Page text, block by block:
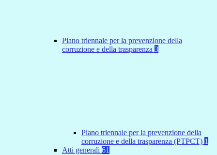
Piano triennale per la prevenzione della
corruzione e della trasparenza 3
Piano triennale per la prevenzione della
corruzione e della trasparenza (PTPCT) 1
Atti generali 61